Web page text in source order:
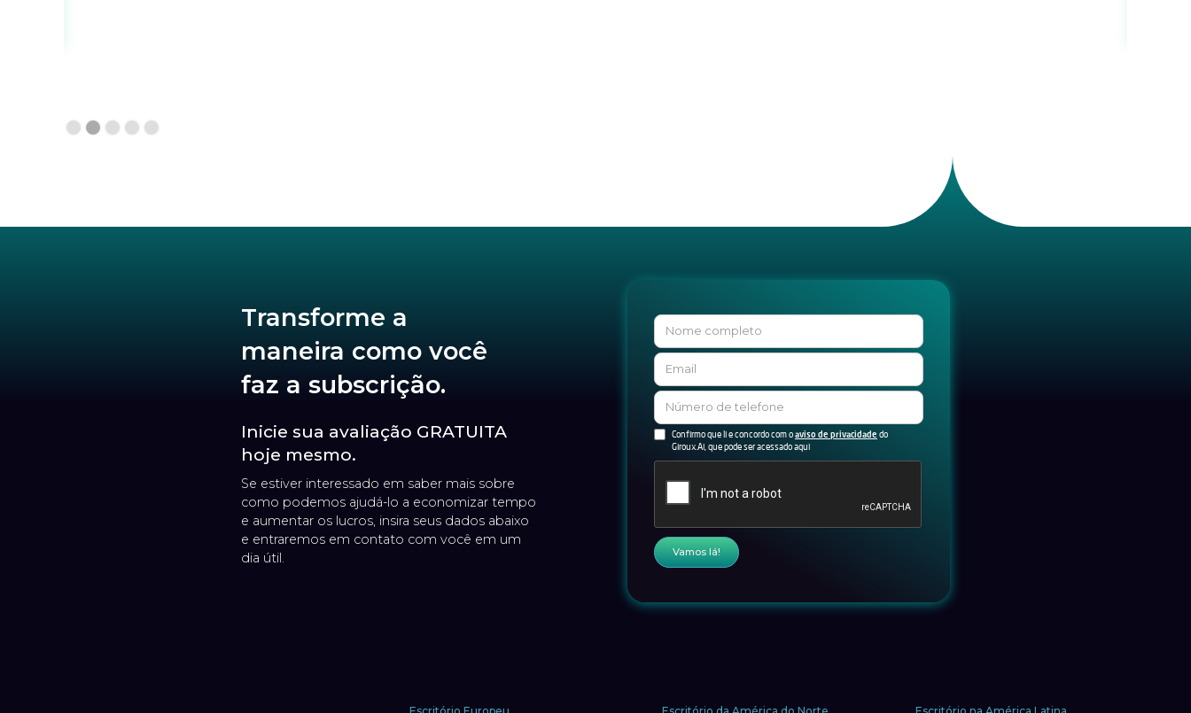
Transforme a
maneira como você
faz a subscrição.
Inicie sua avaliação GRATUITA
hoje mesmo.
Se estiver interessado em saber mais sobre
como podemos ajudá-lo a economizar tempo
e aumentar os lucros, insira seus dados abaixo
e entraremos em contato com você em um
dia útil.
Confirmo que li e concordo com o aviso de privacidade do
Giroux.Ai, que pode ser acessado aqui